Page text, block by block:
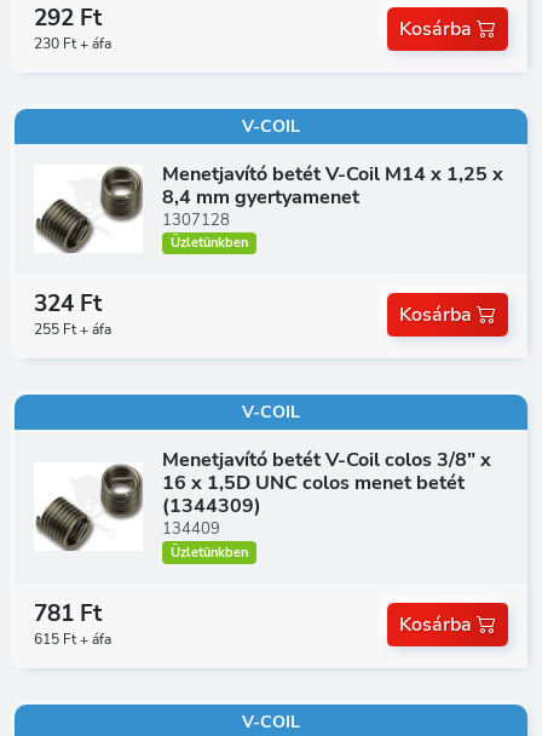
292 Ft
230 Ft + áfa
Kosárba
V-COIL
Menetjavító betét V-Coil M14 x 1,25 x
8,4 mm gyertyamenet
1307128
Üzletünkben
324 Ft
255 Ft + áfa
Kosárba
V-COIL
Menetjavító betét V-Coil colos 3/8" x
16 x 1,5D UNC colos menet betét
(1344309)
134409
Üzletünkben
781 Ft
615 Ft + áfa
Kosárba
V-COIL